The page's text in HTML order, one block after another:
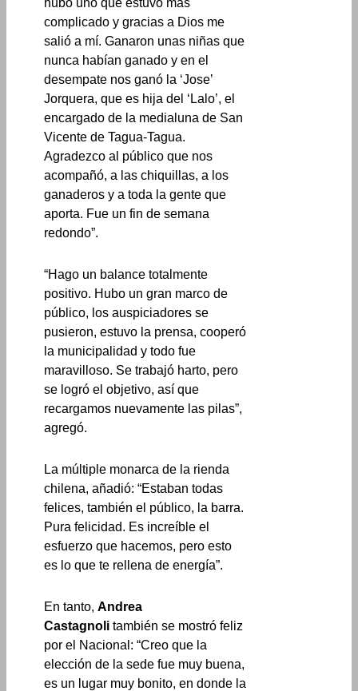
complicado y gracias a Dios me
salió a mí. Ganaron unas niñas que
nunca habían ganado y en el
desempate nos ganó la ‘Jose’
Jorquera, que es hija del ‘Lalo’, el
encargado de la medialuna de San
Vicente de Tagua-Tagua.
Agradezco al público que nos
acompañó, a las chiquillas, a los
ganaderos y a toda la gente que
aporta. Fue un fin de semana
redondo”.
“Hago un balance totalmente
positivo. Hubo un gran marco de
público, los auspiciadores se
pusieron, estuvo la prensa, cooperó
la municipalidad y todo fue
maravilloso. Se trabajó harto, pero
se logró el objetivo, así que
recargamos nuevamente las pilas”,
agregó.
La múltiple monarca de la rienda
chilena, añadió: “Estaban todas
felices, también el público, la barra.
Pura felicidad. Es increíble el
esfuerzo que hacemos, pero esto
es lo que te rellena de energía”.
En tanto,Andrea
Castagnoli también se mostró feliz
por el Nacional: “Creo que la
elección de la sede fue muy buena,
es un lugar muy bonito, en donde la